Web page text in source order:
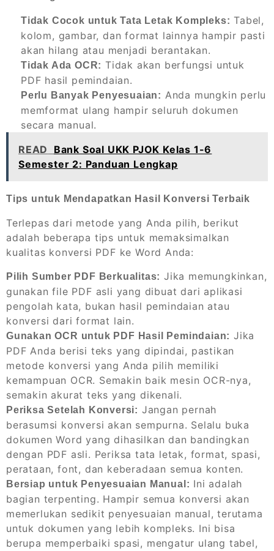
Tidak Cocok untuk Tata Letak Kompleks: Tabel,
kolom, gambar, dan format lainnya hampir pasti
akan hilang atau menjadi berantakan.
Tidak Ada OCR: Tidak akan berfungsi untuk
PDF hasil pemindaian.
Perlu Banyak Penyesuaian: Anda mungkin perlu
memformat ulang hampir seluruh dokumen
secara manual.
READ
Bank Soal UKK PJOK Kelas 1-6
Semester 2: Panduan Lengkap
Tips untuk Mendapatkan Hasil Konversi Terbaik
Terlepas dari metode yang Anda pilih, berikut
adalah beberapa tips untuk memaksimalkan
kualitas konversi PDF ke Word Anda:
Pilih Sumber PDF Berkualitas: Jika memungkinkan,
gunakan file PDF asli yang dibuat dari aplikasi
pengolah kata, bukan hasil pemindaian atau
konversi dari format lain.
Gunakan OCR untuk PDF Hasil Pemindaian: Jika
PDF Anda berisi teks yang dipindai, pastikan
metode konversi yang Anda pilih memiliki
kemampuan OCR. Semakin baik mesin OCR-nya,
semakin akurat teks yang dikenali.
Periksa Setelah Konversi: Jangan pernah
berasumsi konversi akan sempurna. Selalu buka
dokumen Word yang dihasilkan dan bandingkan
dengan PDF asli. Periksa tata letak, format, spasi,
perataan, font, dan keberadaan semua konten.
Bersiap untuk Penyesuaian Manual: Ini adalah
bagian terpenting. Hampir semua konversi akan
memerlukan sedikit penyesuaian manual, terutama
untuk dokumen yang lebih kompleks. Ini bisa
berupa memperbaiki spasi, mengatur ulang tabel,